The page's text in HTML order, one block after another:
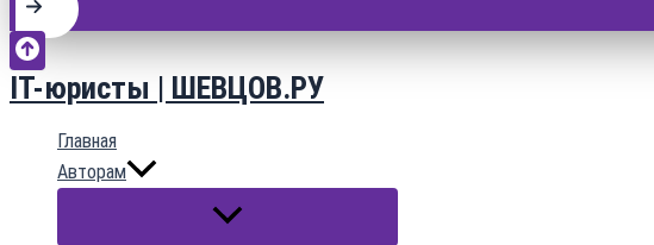
Перейти
содержимому
IT-юристы | ШЕВЦОВ.РУ
Главная
Авторам